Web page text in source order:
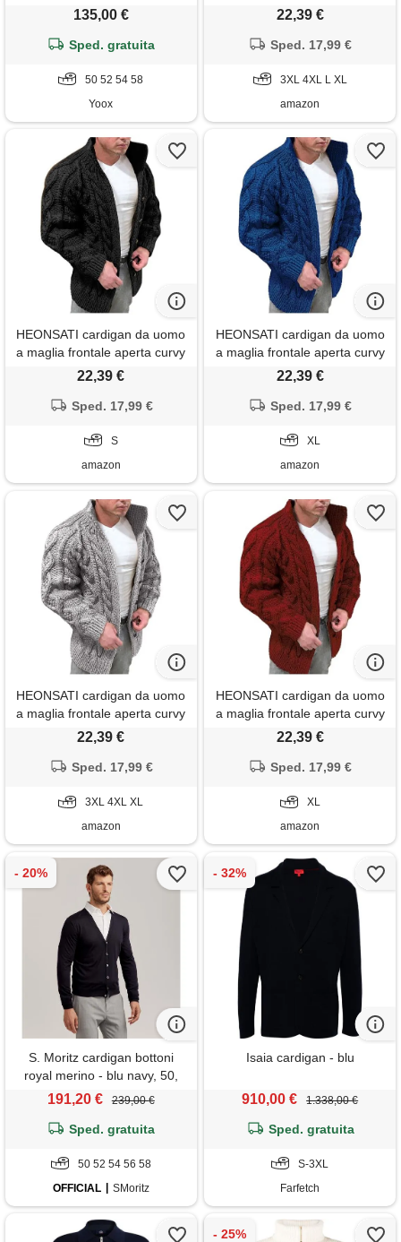
135,00 €
Sped. gratuita
50 52 54 58
Yoox
felpa manica lunga calda
up casual maglione in maglia
cappotto uomo di lana
elegante
22,39 €
Sped. 17,99 €
3XL 4XL L XL
amazon
HEONSATI cardigan da uomo
a maglia frontale aperta curvy
felpa manica lunga calda
up casual maglione in maglia
cappotto uomo di lana
elegante
22,39 €
Sped. 17,99 €
S
amazon
HEONSATI cardigan da uomo
a maglia frontale aperta curvy
felpa manica lunga calda
up casual maglione in maglia
cappotto uomo di lana
elegante
22,39 €
Sped. 17,99 €
XL
amazon
HEONSATI cardigan da uomo
a maglia frontale aperta curvy
felpa manica lunga calda
up casual maglione in maglia
cappotto uomo di lana
elegante
22,39 €
Sped. 17,99 €
3XL 4XL XL
amazon
HEONSATI cardigan da uomo
a maglia frontale aperta curvy
felpa manica lunga calda
up casual maglione in maglia
cappotto uomo di lana
elegante
22,39 €
Sped. 17,99 €
XL
amazon
S. Moritz cardigan bottoni
royal merino - blu navy, 50,
navy
191,20 € 239,00 €
Sped. gratuita
50 52 54 56 58
OFFICIAL
SMoritz
Isaia cardigan - blu
910,00 € 1.338,00 €
Sped. gratuita
S-3XL
Farfetch